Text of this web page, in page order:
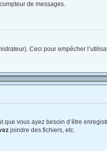
de messages.
Ceci pour empêcher
vous ayez besoin d’être
joindre des fichiers, etc.